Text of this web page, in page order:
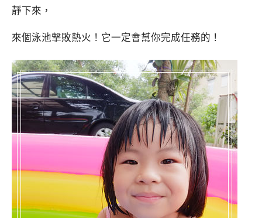
靜下來，
來個泳池撃敗熱火！它一定會幫你完成任務的！